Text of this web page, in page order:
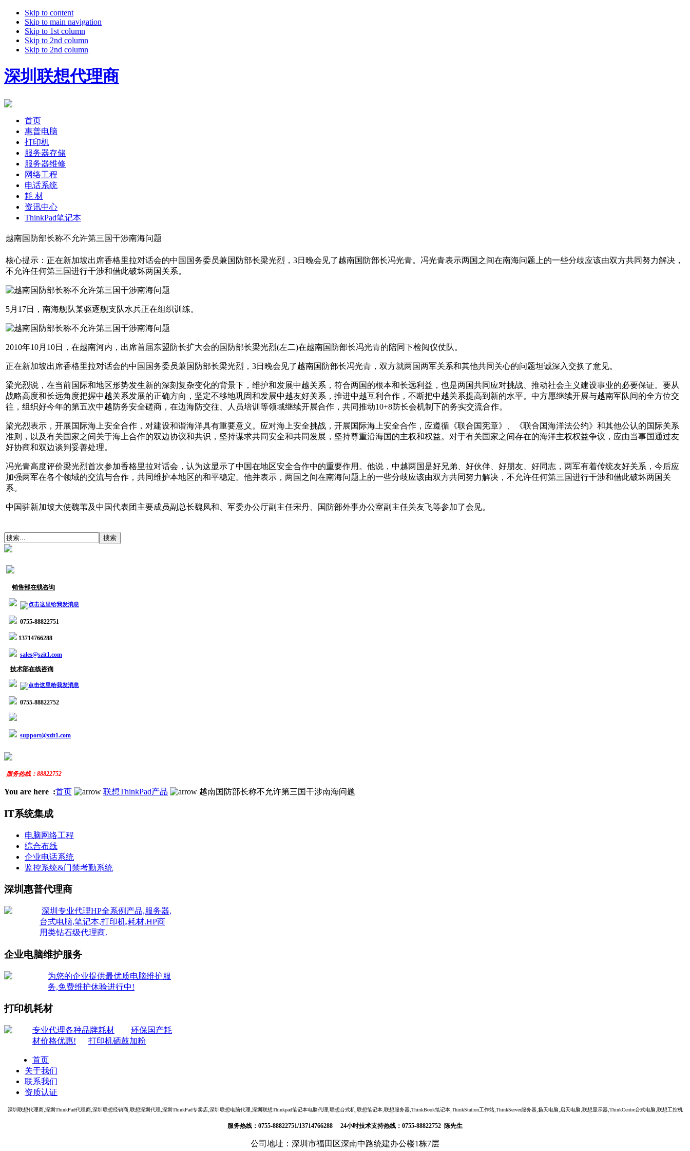
Skip to content
Skip to main navigation
Skip to 1st column
Skip to 2nd column
Skip to 2nd column
深圳联想代理商
首页
惠普电脑
打印机
服务器存储
服务器维修
网络工程
电话系统
耗 材
资讯中心
ThinkPad笔记本
越南国防部长称不允许第三国干涉南海问题
核心提示：正在新加坡出席香格里拉对话会的中国国务委员兼国防部长梁光烈，3日晚会见了越南国防部长冯光青。冯光青表示两国之间在南海问题上的一些分歧应该由双方共同努力解决，
不允许任何第三国进行干涉和借此破坏两国关系。
5月17日，南海舰队某驱逐舰支队水兵正在组织训练。
2010年10月10日，在越南河内，出席首届东盟防长扩大会的国防部长梁光烈(左二)在越南国防部长冯光青的陪同下检阅仪仗队。
正在新加坡出席香格里拉对话会的中国国务委员兼国防部长梁光烈，3日晚会见了越南国防部长冯光青，双方就两国两军关系和其他共同关心的问题坦诚深入交换了意见。
梁光烈说，在当前国际和地区形势发生新的深刻复杂变化的背景下，维护和发展中越关系，符合两国的根本和长远利益，也是两国共同应对挑战、推动社会主义建设事业的必要保证。要从
战略高度和长远角度把握中越关系发展的正确方向，坚定不移地巩固和发展中越友好关系，推进中越互利合作，不断把中越关系提高到新的水平。中方愿继续开展与越南军队间的全方位交
往，组织好今年的第五次中越防务安全磋商，在边海防交往、人员培训等领域继续开展合作，共同推动10+8防长会机制下的务实交流合作。
梁光烈表示，开展国际海上安全合作，对建设和谐海洋具有重要意义。应对海上安全挑战，开展国际海上安全合作，应遵循《联合国宪章》、《联合国海洋法公约》和其他公认的国际关系
准则，以及有关国家之间关于海上合作的双边协议和共识，坚持谋求共同安全和共同发展，坚持尊重沿海国的主权和权益。对于有关国家之间存在的海洋主权权益争议，应由当事国通过友
好协商和双边谈判妥善处理。
冯光青高度评价梁光烈首次参加香格里拉对话会，认为这显示了中国在地区安全合作中的重要作用。他说，中越两国是好兄弟、好伙伴、好朋友、好同志，两军有着传统友好关系，今后应
加强两军在各个领域的交流与合作，共同维护本地区的和平稳定。他并表示，两国之间在南海问题上的一些分歧应该由双方共同努力解决，不允许任何第三国进行干涉和借此破坏两国关
系。
中国驻新加坡大使魏苇及中国代表团主要成员副总长魏凤和、军委办公厅副主任宋丹、国防部外事办公室副主任关友飞等参加了会见。
销售部在线咨询
0755-88822751
13714766288
sales@szit1.com
技术部在线咨询
0755-88822752
support@szit1.com
服务热线： 88822752
You are here :首页 联想ThinkPad产品 越南国防部长称不允许第三国干涉南海问题
IT系统集成
电脑网络工程
综合布线
企业电话系统
监控系统&门禁考勤系统
深圳惠普代理商
深圳专业代理HP全系例产品,服务器,
台式电脑,笔记本,打印机,耗材.HP商
用类钻石级代理商.
企业电脑维护服务
为您的企业提供最优质电脑维护服
务,免费维护休验进行中!
打印机耗材
专业代理各种品牌耗材
环保国产耗
材价格优惠!
打印机硒鼓加粉
首页
关于我们
联系我们
资质认证
深圳联想代理商,深圳ThinkPad代理商,深圳联想经销商,联想深圳代理,深圳ThinkPad专卖店,深圳联想电脑代理,深圳联想Thinkpad笔记本电脑代理,联想台式机,联想笔记本,联想服务器,ThinkBook笔记本,ThinkStation工作站,ThinkServer服务器,扬天电脑,启天电脑,联想显示器,ThinkCentre台式电脑,联想工控机
服务热线：0755-88822751/13714766288 24小时技术支持热线：0755-88822752 陈先生
公司地址：深圳市福田区深南中路统建办公楼1栋7层